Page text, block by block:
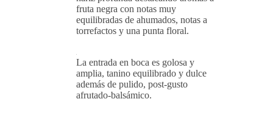
Presenta una potente intensidad,
nariz profunda destacando aromas a
fruta negra con notas muy
torrefactos y una punta floral.